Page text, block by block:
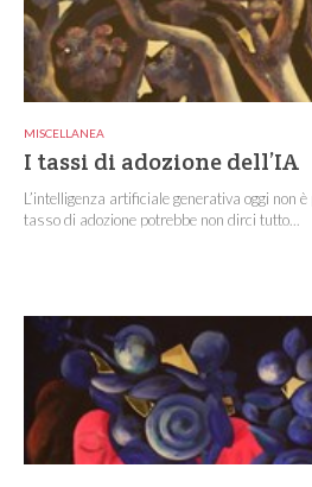
MISCELLANEA
I tassi di adozione dell’IA
L’intelligenza artificiale generativa oggi non
tasso di adozione potrebbe non dirci tutto...